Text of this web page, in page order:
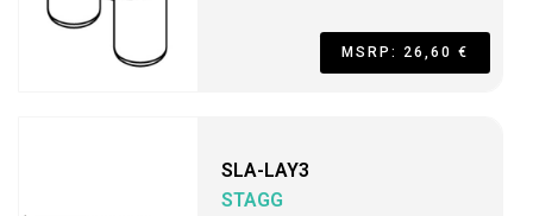
MSRP: 26,60 €
SLA-LAY3
STAGG